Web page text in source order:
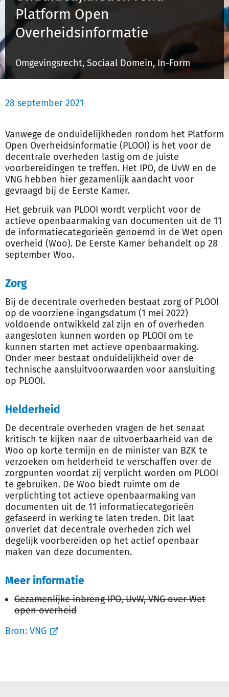
Inloggen
Registreren
Platform Open
Overheidsinformatie
Omgevingsrecht, Sociaal Domein, In-Form
28 september 2021
Vanwege de onduidelijkheden rondom het Platform
Open Overheidsinformatie (PLOOI) is het voor de
decentrale overheden lastig om de juiste
voorbereidingen te treffen. Het IPO, de UvW en de
VNG hebben hier gezamenlijk aandacht voor
gevraagd bij de Eerste Kamer.
Het gebruik van PLOOI wordt verplicht voor de
actieve openbaarmaking van documenten uit de 11
de informatiecategorieën genoemd in de Wet open
overheid (Woo). De Eerste Kamer behandelt op 28
september Woo.
Zorg
Bij de decentrale overheden bestaat zorg of PLOOI
op de voorziene ingangsdatum (1 mei 2022)
voldoende ontwikkeld zal zijn en of overheden
aangesloten kunnen worden op PLOOI om te
kunnen starten met actieve openbaarmaking.
Onder meer bestaat onduidelijkheid over de
technische aansluitvoorwaarden voor aansluiting
op PLOOI.
Helderheid
De decentrale overheden vragen de het senaat
kritisch te kijken naar de uitvoerbaarheid van de
Woo op korte termijn en de minister van BZK te
verzoeken om helderheid te verschaffen over de
zorgpunten voordat zij verplicht worden om PLOOI
te gebruiken. De Woo biedt ruimte om de
verplichting tot actieve openbaarmaking van
documenten uit de 11 informatiecategorieën
gefaseerd in werking te laten treden. Dit laat
onverlet dat decentrale overheden zich wel
degelijk voorbereiden op het actief openbaar
maken van deze documenten.
Meer informatie
Gezamenlijke inbreng IPO, UvW, VNG over Wet
open overheid
Bron: VNG